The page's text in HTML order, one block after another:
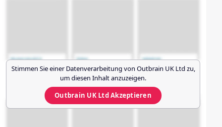
Stimmen Sie einer Datenverarbeitung von Outbrain UK Ltd zu,
um diesen Inhalt anzuzeigen.
Outbrain UK Ltd Akzeptieren